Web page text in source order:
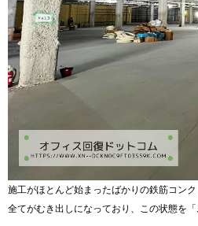
施工がほとんど始まったばかりの鉄筋コン
全てがむき出しになっており、この状態を「